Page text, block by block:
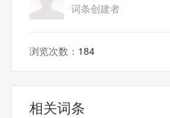
词条创建者
浏览次数： 184
相关词条